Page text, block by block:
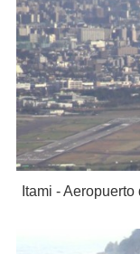
Itami - Aeropuerto